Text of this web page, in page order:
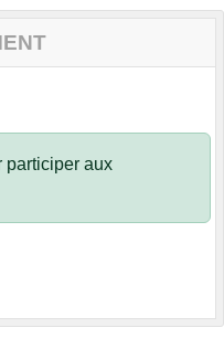
participer aux